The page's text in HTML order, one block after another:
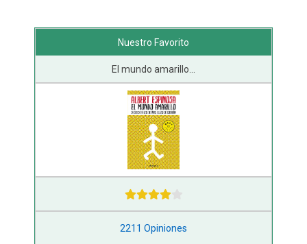
Nuestro Favorito
El mundo amarillo...
2211 Opiniones